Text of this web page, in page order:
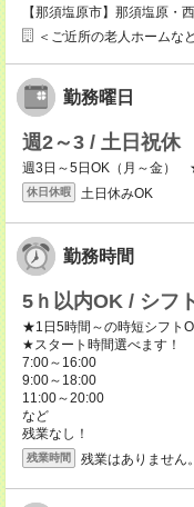
【那須塩原市】那須塩原・
＜ご近所の老人ホームな
勤務曜日
週2～3 / 土日祝休
週3日～5日OK（月～金）
休日休暇 土日休みOK
勤務時間
5ｈ以内OK / シフ
★1日5時間～の時短シフト
★スタート時間選べます！
7:00～16:00
9:00～18:00
11:00～20:00
など
残業なし！
残業時間 残業はありません。